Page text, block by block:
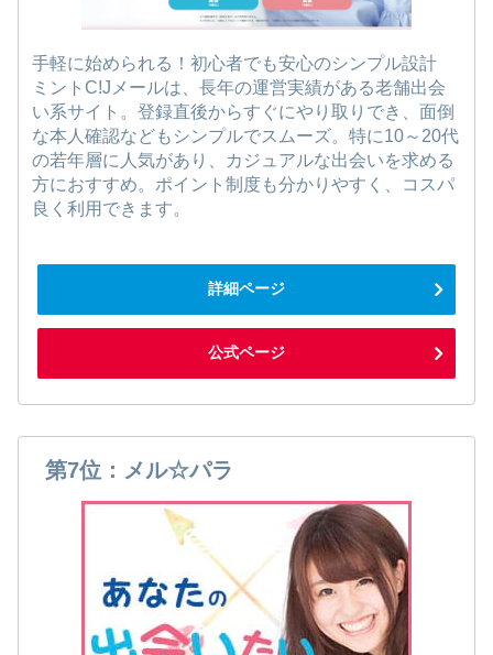
手軽に始められる！初心者でも安心のシンプル設計
ミントC!Jメールは、長年の運営実績がある老舗出会
い系サイト。登録直後からすぐにやり取りでき、面倒
な本人確認などもシンプルでスムーズ。特に10～20代
の若年層に人気があり、カジュアルな出会いを求める
方におすすめ。ポイント制度も分かりやすく、コスパ
良く利用できます。
詳細ページ
公式ページ
第7位：メル☆パラ